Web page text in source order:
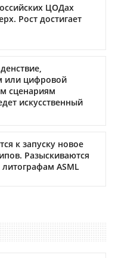
ЦОДах
Рост достигает
или цифровой
сценариям
искусственный
к запуску новое
Разыскиваются
ASML